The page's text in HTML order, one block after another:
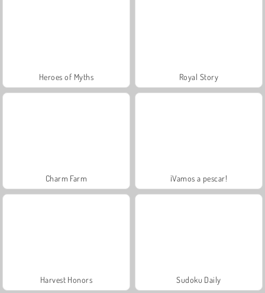
Heroes of Myths Royal Story
Charm Farm ¡Vamos a pescar!
Harvest Honors Sudoku Daily